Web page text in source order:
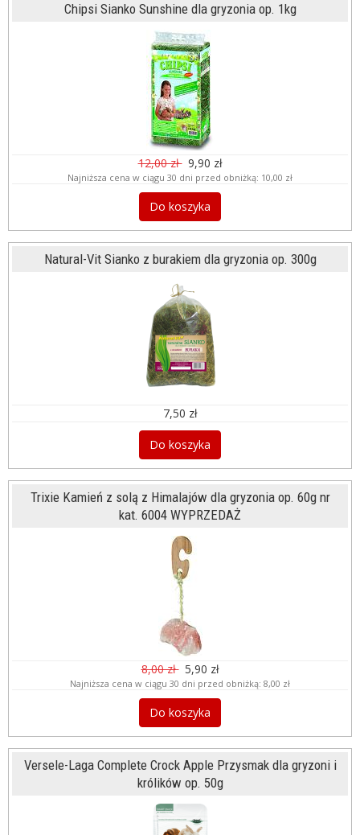
Chipsi Sianko Sunshine dla gryzonia op. 1kg
12,00 zł 9,90 zł
Najniższa cena w ciągu 30 dni przed obniżką: 10,00 zł
Do koszyka
Natural-Vit Sianko z burakiem dla gryzonia op. 300g
7,50 zł
Do koszyka
Trixie Kamień z solą z Himalajów dla gryzonia op. 60g nr
kat. 6004 WYPRZEDAŻ
8,00 zł 5,90 zł
Najniższa cena w ciągu 30 dni przed obniżką: 8,00 zł
Do koszyka
Versele-Laga Complete Crock Apple Przysmak dla gryzoni i
królików op. 50g